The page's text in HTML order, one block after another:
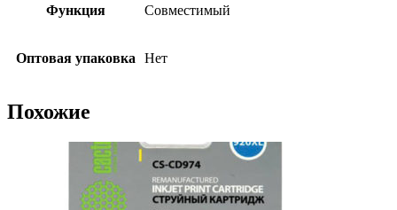
Функция Совместимый
Оптовая упаковка Нет
Похожие